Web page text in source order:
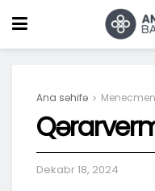
Ana səhifə
Dekabr 18, 2024